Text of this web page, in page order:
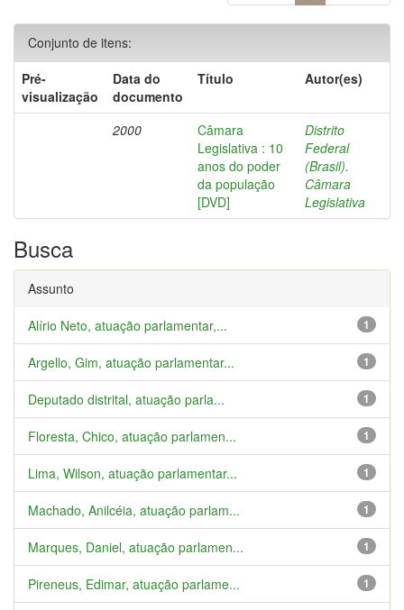
Conjunto de itens:
Pré-
visualização
Data do
documento
Título Autor(es)
2000
Câmara
Legislativa : 10
anos do poder
da população
[DVD]
Distrito
Federal
(Brasil).
Câmara
Legislativa
Busca
Assunto
1
Alírio Neto, atuação parlamentar,...
1
Argello, Gim, atuação parlamentar...
1
Deputado distrital, atuação parla...
1
Floresta, Chico, atuação parlamen...
1
Lima, Wilson, atuação parlamentar...
1
Machado, Anilcéia, atuação parlam...
1
Marques, Daniel, atuação parlamen...
1
Pireneus, Edimar, atuação parlame...